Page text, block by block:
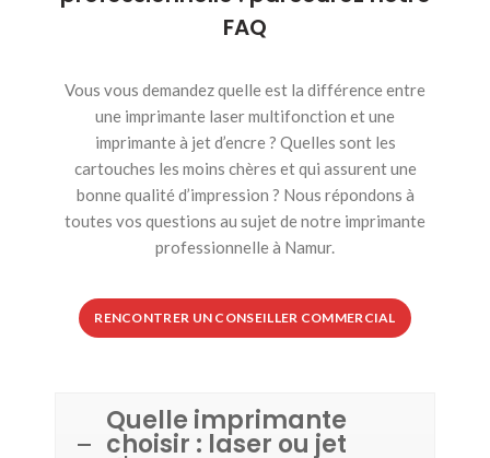
FAQ
Vous vous demandez quelle est la différence entre
une imprimante laser multifonction et une
imprimante à jet d’encre ? Quelles sont les
cartouches les moins chères et qui assurent une
bonne qualité d’impression ? Nous répondons à
toutes vos questions au sujet de notre imprimante
professionnelle à Namur.
RENCONTRER UN CONSEILLER COMMERCIAL
Quelle imprimante
choisir : laser ou jet